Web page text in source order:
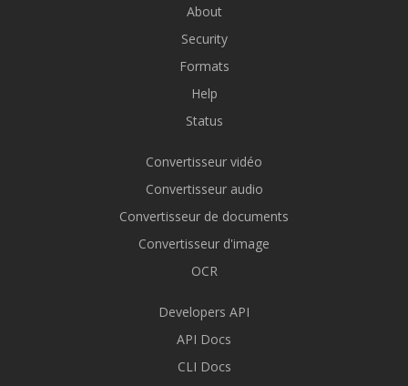
About
Security
Formats
Help
Status
Convertisseur vidéo
Convertisseur audio
Convertisseur de documents
Convertisseur d'image
OCR
Developers API
API Docs
CLI Docs